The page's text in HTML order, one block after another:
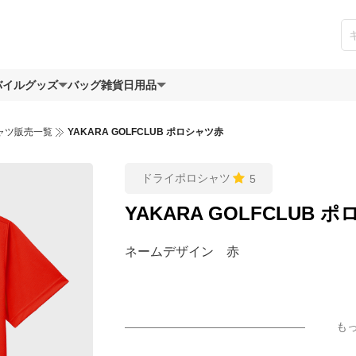
ルグッズ バッグ雑貨日用品
ツ販売一覧 YAKARA GOLFCLUB ポロシャツ赤
ドライポロシャツ 5
YAKARA GOLFCLUB ポ
ネームデザイン 赤
も